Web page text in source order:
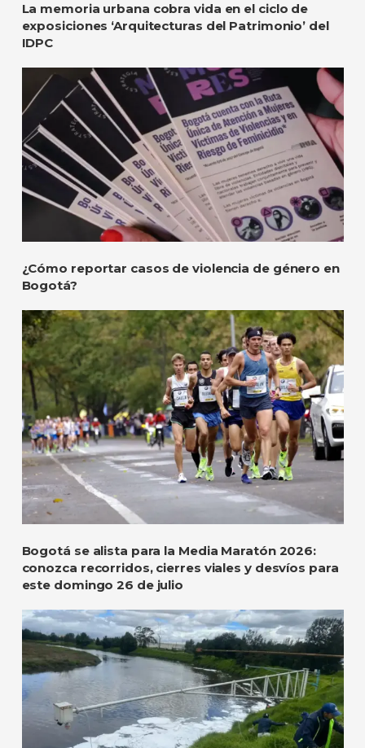
La memoria urbana cobra vida en el ciclo de
exposiciones ‘Arquitecturas del Patrimonio’ del
IDPC
¿Cómo reportar casos de violencia de género en
Bogotá?
Bogotá se alista para la Media Maratón 2026:
conozca recorridos, cierres viales y desvíos para
este domingo 26 de julio